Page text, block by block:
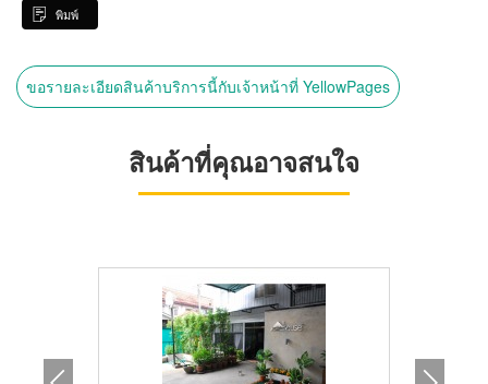
พิมพ์
ขอรายละเอียดสินค้าบริการนี้กับเจ้าหน้าที่ YellowPages
สินค้าที่คุณอาจสนใจ